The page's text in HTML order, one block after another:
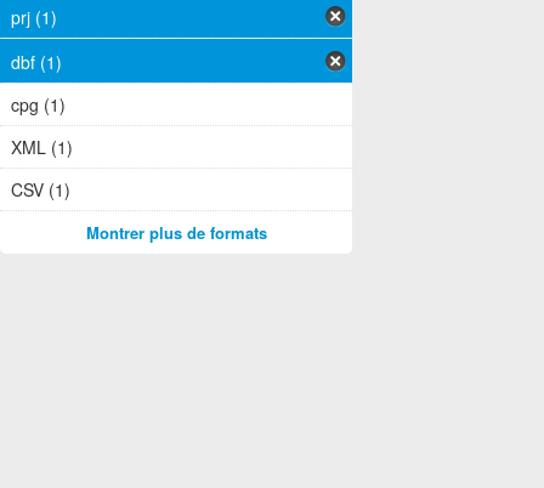
prj (1)
dbf (1)
cpg (1)
XML (1)
CSV (1)
Montrer plus de formats